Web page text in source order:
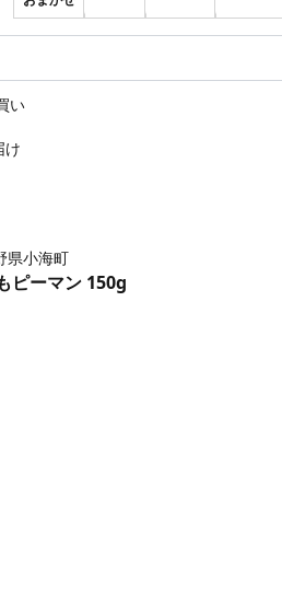
い
け
県小海町
ピーマン 150g